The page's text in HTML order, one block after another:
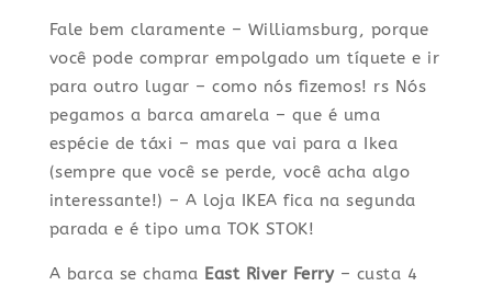
Fale bem claramente – Williamsburg, porque
você pode comprar empolgado um tíquete e ir
para outro lugar – como nós fizemos! rs Nós
pegamos a barca amarela – que é uma
espécie de táxi – mas que vai para a Ikea
(sempre que você se perde, você acha algo
interessante!) – A loja IKEA fica na segunda
parada e é tipo uma TOK STOK!
A barca se chama East River Ferry – custa 4